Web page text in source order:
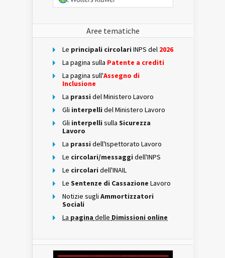
Aree tematiche
Le principali circolari INPS del 2026
La pagina sulla Patente a crediti
La pagina sull'Assegno di
Inclusione
La prassi del Ministero Lavoro
Gli interpelli del Ministero Lavoro
Gli interpelli sulla Sicurezza
Lavoro
La prassi dell'Ispettorato Lavoro
Le circolari/messaggi dell'INPS
Le circolari dell'INAIL
Le Sentenze di Cassazione Lavoro
Notizie sugli Ammortizzatori
Sociali
La pagina delle Dimissioni online